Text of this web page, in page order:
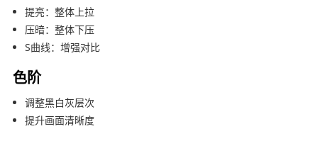
提亮：整体上拉
压暗：整体下压
S曲线：增强对比
色阶
调整黑白灰层次
提升画面清晰度